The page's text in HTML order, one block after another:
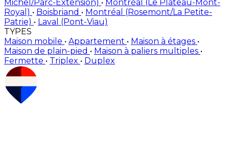
Michel/Parc-Extension) • Montréal (Le Plateau-Mont-
Royal) • Boisbriand • Montréal (Rosemont/La Petite-
Patrie) • Laval (Pont-Viau)
TYPES
Maison mobile • Appartement • Maison à étages •
Maison de plain-pied • Maison à paliers multiples •
Fermette • Triplex • Duplex